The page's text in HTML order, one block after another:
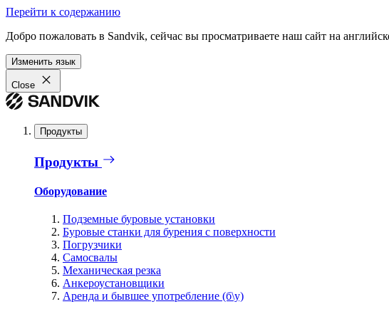
Перейти к содержанию
Добро пожаловать в Sandvik, сейчас вы просматриваете наш сайт на
Изменить язык
Close
Продукты
Продукты
Оборудование
Подземные буровые установки
Буровые станки для бурения с поверхности
Погрузчики
Самосвалы
Механическая резка
Анкероустановщики
Аренда и бывшее употребление (б\у)